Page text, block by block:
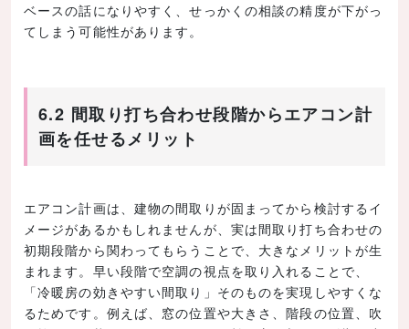
ベースの話になりやすく、せっかくの相談の精度が下がっ
てしまう可能性があります。
6.2 間取り打ち合わせ段階からエアコン計
画を任せるメリット
エアコン計画は、建物の間取りが固まってから検討するイ
メージがあるかもしれませんが、実は間取り打ち合わせの
初期段階から関わってもらうことで、大きなメリットが生
まれます。早い段階で空調の視点を取り入れることで、
「冷暖房の効きやすい間取り」そのものを実現しやすくな
るためです。例えば、窓の位置や大きさ、階段の位置、吹